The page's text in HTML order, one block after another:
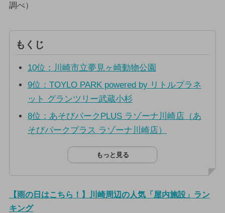
調べ）
もくじ
10位：川崎市立夢見ヶ崎動物公園
9位：TOYLO PARK powered by リトルプラネ
ット グランツリー武蔵小杉
8位：あそびパークPLUS ラゾーナ川崎店（あ
そびパークプラス ラゾーナ川崎店）
もっと見る
【雨の日はこちら！】川崎周辺の人気「屋内施設」ラン
キング